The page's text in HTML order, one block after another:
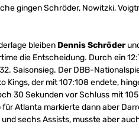
gingen Schröder, Nowitzki,
bleiben Dennis Schröder
die Entscheidung. Durch ein
Saisonsieg. Der DBB-
Kings, der mit 107:108 endete,
30 Sekunden vor Schluss mit
Atlanta markierte dann aber
sechs Assists, musste aber